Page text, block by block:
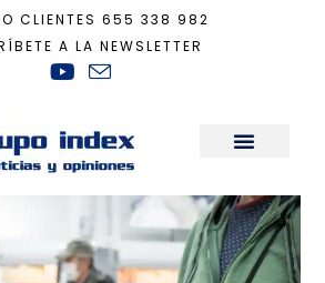
CLIENTES 655 338 982
A LA NEWSLETTER